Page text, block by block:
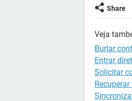
Share
Veja
Burlar
Entrar
Solicitar